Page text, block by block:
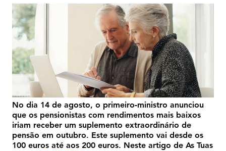
No dia 14 de agosto, o primeiro-ministro anunciou
que os pensionistas com rendimentos mais baixos
iriam receber um suplemento extraordinário de
pensão em outubro. Este suplemento vai desde os
100 euros até aos 200 euros. Neste artigo de As Tuas